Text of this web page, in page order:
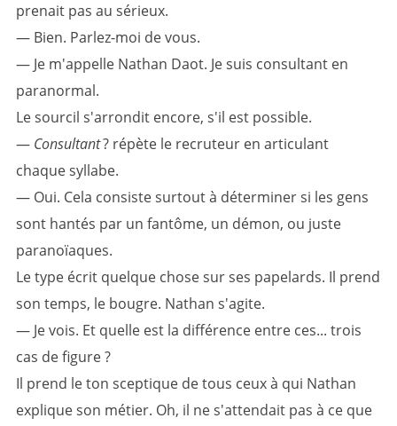
prenait pas au sérieux.
— Bien. Parlez-moi de vous.
— Je m'appelle Nathan Daot. Je suis consultant en
paranormal.
Le sourcil s'arrondit encore, s'il est possible.
— Consultant? répète le recruteur en articulant
chaque syllabe.
— Oui. Cela consiste surtout à déterminer si les gens
sont hantés par un fantôme, un démon, ou juste
paranoïaques.
Le type écrit quelque chose sur ses papelards. Il prend
son temps, le bougre. Nathan s'agite.
— Je vois. Et quelle est la différence entre ces... trois
cas de figure ?
Il prend le ton sceptique de tous ceux à qui Nathan
explique son métier. Oh, il ne s'attendait pas à ce que